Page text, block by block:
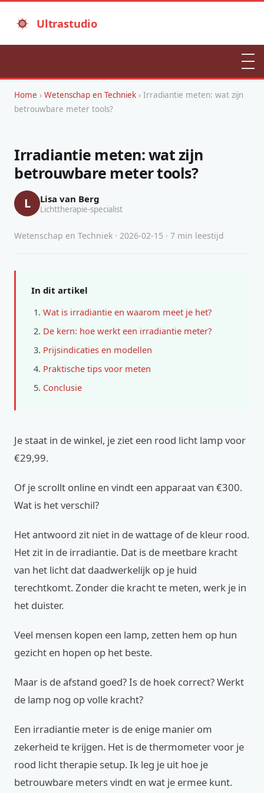
Ultrastudio
Home › Wetenschap en Techniek › Irradiantie meten: wat zijn
betrouwbare meter tools?
Irradiantie meten: wat zijn
betrouwbare meter tools?
L Lisa van Berg
Lichttherapie-specialist
Wetenschap en Techniek · 2026-02-15 · 7 min leestijd
In dit artikel
Wat is irradiantie en waarom meet je het?
De kern: hoe werkt een irradiantie meter?
Prijsindicaties en modellen
Praktische tips voor meten
Conclusie
Je staat in de winkel, je ziet een rood licht lamp voor
€29,99.
Of je scrollt online en vindt een apparaat van €300.
Wat is het verschil?
Het antwoord zit niet in de wattage of de kleur rood.
Het zit in de irradiantie. Dat is de meetbare kracht
van het licht dat daadwerkelijk op je huid
terechtkomt. Zonder die kracht te meten, werk je in
het duister.
Veel mensen kopen een lamp, zetten hem op hun
gezicht en hopen op het beste.
Maar is de afstand goed? Is de hoek correct? Werkt
de lamp nog op volle kracht?
Een irradiantie meter is de enige manier om
zekerheid te krijgen. Het is de thermometer voor je
rood licht therapie setup. Ik leg je uit hoe je
betrouwbare meters vindt en wat je ermee kunt.